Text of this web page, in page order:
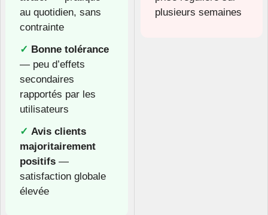
au quotidien, sans
contrainte
✓ Bonne tolérance
— peu d’effets
secondaires
rapportés par les
utilisateurs
✓ Avis clients
majoritairement
positifs —
satisfaction globale
élevée
plusieurs semaines